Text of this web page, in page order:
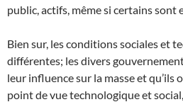
public, actifs, même si certains sont
Bien sur, les conditions sociales et
différentes; les divers
leur influence sur la masse et qu’ils
point de vue technologique et